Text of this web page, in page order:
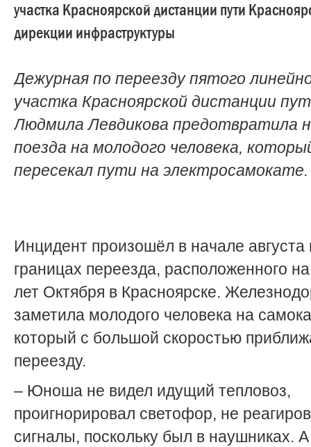
участка Красноярской дистанции пути
дирекции инфраструктуры
Дежурная по переезду пятого
участка Красноярской дистанции
Людмила Левдикова предотвратила
поезда на молодого человека,
пересекал пути на электросамокате.
Инцидент произошёл в начале августа
границах переезда, расположенного
лет Октября в Красноярске.
заметила молодого человека на
который с большой скоростью
переезду.
– Юноша не видел идущий тепловоз,
проигнорировал светофор, не
сигналы, поскольку был в наушниках.